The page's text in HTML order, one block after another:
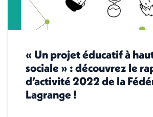
« Un projet éducatif à
sociale » : découvrez le
d’activité 2022 de la
Lagrange !